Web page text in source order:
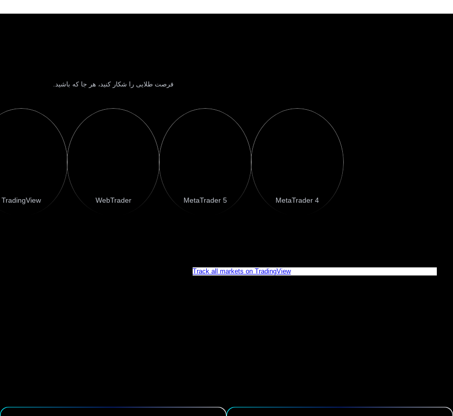
فرصت طلایی را شکار کنید، هر جا که باشید.
TradingView WebTrader MetaTrader 5 MetaTrader 4
Track all markets on TradingView